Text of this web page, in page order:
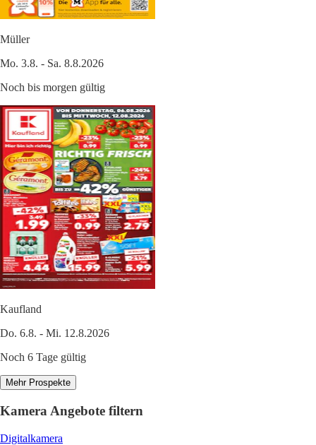
Müller
Mo. 3.8. - Sa. 8.8.2026
Noch bis morgen gültig
Kaufland
Do. 6.8. - Mi. 12.8.2026
Noch 6 Tage gültig
Mehr Prospekte
Kamera Angebote filtern
Digitalkamera